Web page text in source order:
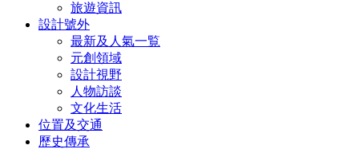
旅遊資訊
設計號外
最新及人氣一覧
元創領域
設計視野
人物訪談
文化生活
位置及交通
歷史傳承